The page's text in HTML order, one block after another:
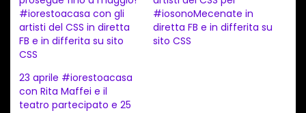
m
e
n
t
o
#iorestoacasa con gli
artisti del CSS in diretta
FB e in differita su sito
CSS
#iosonoMecenate in
diretta FB e in differita su
sito CSS
23 aprile #iorestoacasa
con Rita Maffei e il
teatro partecipato e 25